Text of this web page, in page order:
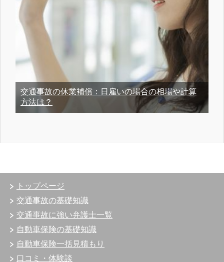
交通事故の休業補償：日雇いの場合の相場や計算
方法は？
トップページ
交通事故の基礎知識
交通事故に強い弁護士一覧
自動車保険の基礎知識
自動車保険一括見積もり
口コミ・体験談